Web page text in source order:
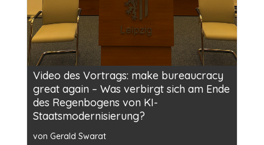
Video des Vortrags: make bureaucracy
great again – Was verbirgt sich am Ende
des Regenbogens von KI-
Staatsmodernisierung?
von Gerald Swarat